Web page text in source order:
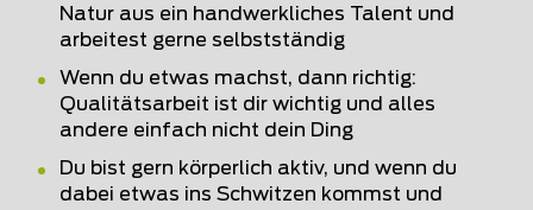
Natur aus ein handwerkliches Talent und
arbeitest gerne selbstständig
Wenn du etwas machst, dann richtig:
Qualitätsarbeit ist dir wichtig und alles
andere einfach nicht dein Ding
Du bist gern körperlich aktiv, und wenn du
dabei etwas ins Schwitzen kommst und